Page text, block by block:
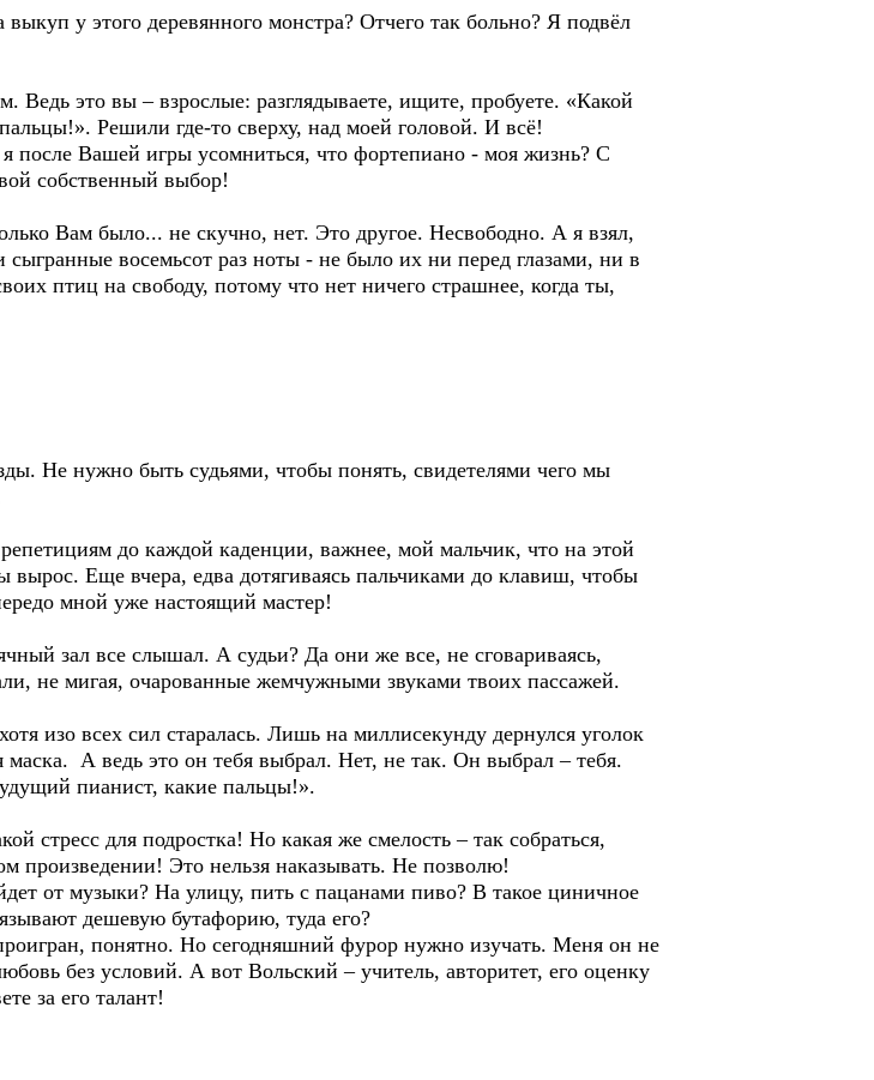
у этого деревянного монстра? Отчего так больно? Я подвёл
Ведь это вы – взрослые: разглядываете, ищите, пробуете. «Какой
Решили где-то сверху, над моей головой. И всё!
Вашей игры усомниться, что фортепиано - моя жизнь? С
собственный выбор!
Вам было... не скучно, нет. Это другое. Несвободно. А я взял,
восемьсот раз ноты - не было их ни перед глазами, ни в
птиц на свободу, потому что нет ничего страшнее, когда ты,
Не нужно быть судьями, чтобы понять, свидетелями чего мы
до каждой каденции, важнее, мой мальчик, что на этой
вырос. Еще вчера, едва дотягиваясь пальчиками до клавиш, чтобы
мной уже настоящий мастер!
зал все слышал. А судьи? Да они же все, не сговариваясь,
не мигая, очарованные жемчужными звуками твоих пассажей.
изо всех сил старалась. Лишь на миллисекунду дернулся уголок
А ведь это он тебя выбрал. Нет, не так. Он выбрал – тебя.
пианист, какие пальцы!».
для подростка! Но какая же смелость – так собраться,
произведении! Это нельзя наказывать. Не позволю!
от музыки? На улицу, пить с пацанами пиво? В такое циничное
дешевую бутафорию, туда его?
понятно. Но сегодняшний фурор нужно изучать. Меня он не
без условий. А вот Вольский – учитель, авторитет, его оценку
за его талант!